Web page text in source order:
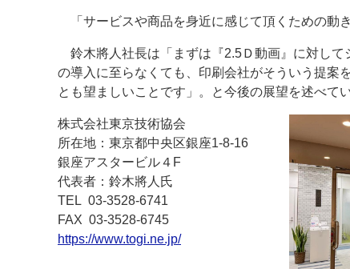
「サービスや商品を身近に感じて頂くための動
鈴木將人社長は「まずは『2.5Ｄ動画』に対して
の導入に至らなくても、印刷会社がそういう提案
とも望ましいことです」。と今後の展望を述べてい
株式会社東京技術協会
所在地：東京都中央区銀座1-8-16
銀座アスタービル４F
代表者：鈴木將人氏
TEL 03-3528-6741
FAX 03-3528-6745
https://www.togi.ne.jp/